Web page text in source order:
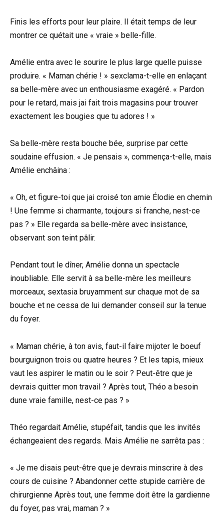
Finis les efforts pour leur plaire. Il était temps de leur
montrer ce quétait une « vraie » belle-fille.
Amélie entra avec le sourire le plus large quelle puisse
produire. « Maman chérie ! » sexclama-t-elle en enlaçant
sa belle-mère avec un enthousiasme exagéré. « Pardon
pour le retard, mais jai fait trois magasins pour trouver
exactement les bougies que tu adores ! »
Sa belle-mère resta bouche bée, surprise par cette
soudaine effusion. « Je pensais », commença-t-elle, mais
Amélie enchâina :
« Oh, et figure-toi que jai croisé ton amie Élodie en chemin
! Une femme si charmante, toujours si franche, nest-ce
pas ? » Elle regarda sa belle-mère avec insistance,
observant son teint pâlir.
Pendant tout le dîner, Amélie donna un spectacle
inoubliable. Elle servit à sa belle-mère les meilleurs
morceaux, sextasia bruyamment sur chaque mot de sa
bouche et ne cessa de lui demander conseil sur la tenue
du foyer.
« Maman chérie, à ton avis, faut-il faire mijoter le boeuf
bourguignon trois ou quatre heures ? Et les tapis, mieux
vaut les aspirer le matin ou le soir ? Peut-être que je
devrais quitter mon travail ? Après tout, Théo a besoin
dune vraie famille, nest-ce pas ? »
Théo regardait Amélie, stupéfait, tandis que les invités
échangeaient des regards. Mais Amélie ne sarrêta pas :
« Je me disais peut-être que je devrais minscrire à des
cours de cuisine ? Abandonner cette stupide carrière de
chirurgienne Après tout, une femme doit être la gardienne
du foyer, pas vrai, maman ? »